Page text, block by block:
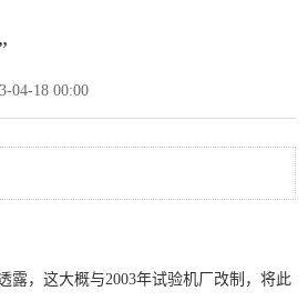
04-18 00:00
，这大概与2003年试验机厂改制，将此